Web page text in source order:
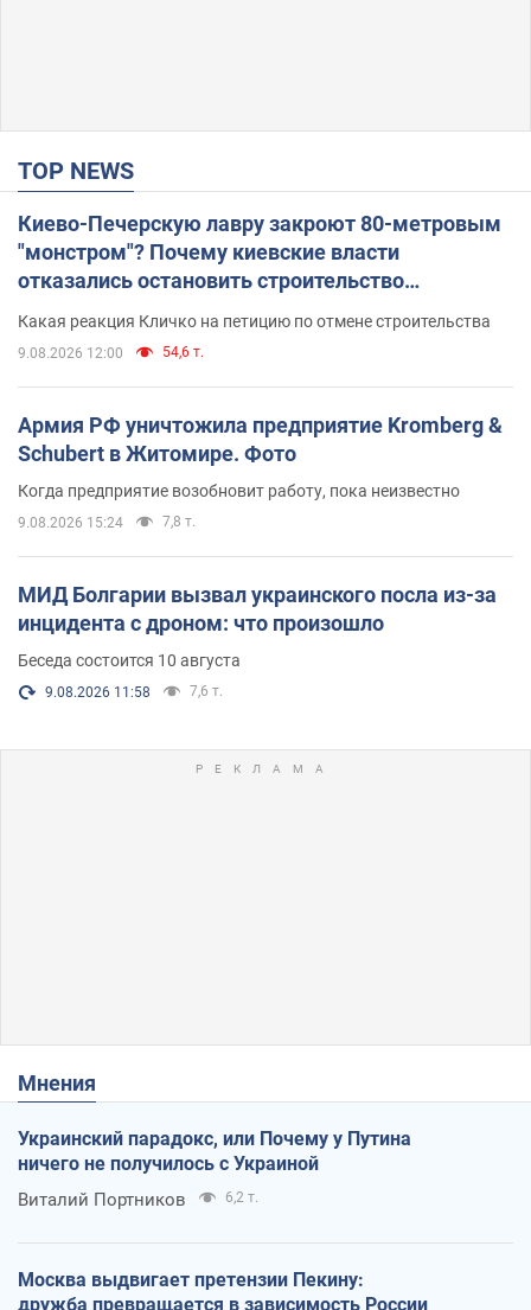
TOP NEWS
Киево-Печерскую лавру закроют 80-метровым
"монстром"? Почему киевские власти
отказались остановить строительство
Какая реакция Кличко на петицию по отмене строительства
9.08.2026 12:00 54,6 т.
Армия РФ уничтожила предприятие Kromberg &
Schubert в Житомире. Фото
Когда предприятие возобновит работу, пока неизвестно
9.08.2026 15:24 7,8 т.
МИД Болгарии вызвал украинского посла из-за
инцидента с дроном: что произошло
Беседа состоится 10 августа
9.08.2026 11:58 7,6 т.
Мнения
Украинский парадокс, или Почему у Путина
ничего не получилось с Украиной
Виталий Портников 6,2 т.
Москва выдвигает претензии Пекину:
дружба превращается в зависимость России